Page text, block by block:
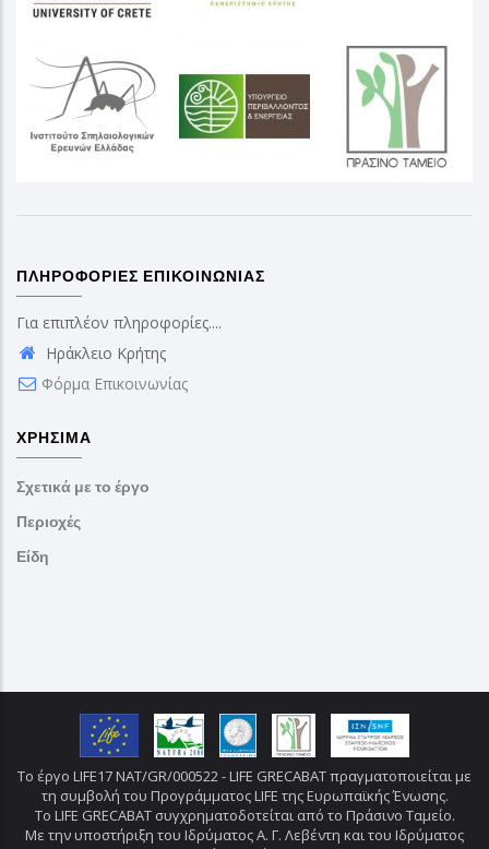
ΠΛΗΡΟΦΟΡΊΕΣ ΕΠΙΚΟΙΝΩΝΊΑΣ
Για επιπλέον πληροφορίες....
Ηράκλειο Κρήτης
Φόρμα Επικοινωνίας
ΧΡΉΣΙΜΑ
Σχετικά με το έργο
Περιοχές
Είδη
Το έργο LIFE17 NAT/GR/000522 - LIFE GRECABAT πραγματοποιείται με
τη συμβολή του Προγράμματος LIFE της Ευρωπαϊκής Ένωσης.
Το LIFE GRECABAT συγχρηματοδοτείται από το Πράσινο Ταμείο.
Με την υποστήριξη του Ιδρύματος Α. Γ. Λεβέντη και του Ιδρύματος